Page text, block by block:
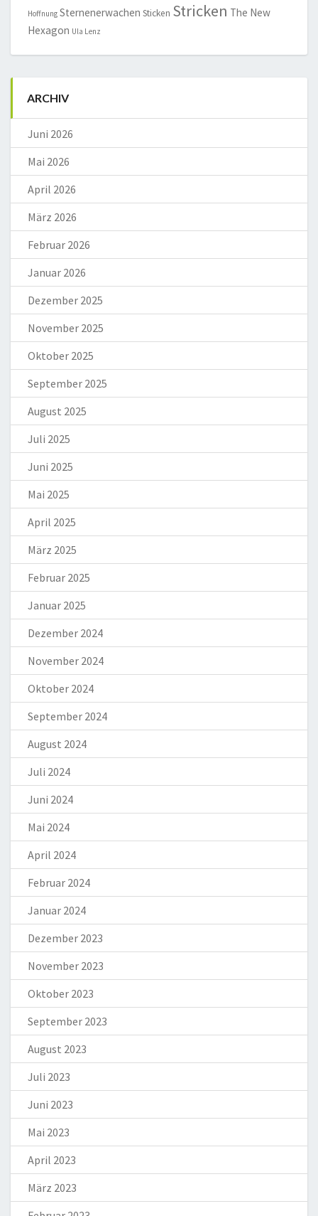
Hoffnung Sternenerwachen Sticken Stricken The New
Hexagon Ula Lenz
ARCHIV
Juni 2026
Mai 2026
April 2026
März 2026
Februar 2026
Januar 2026
Dezember 2025
November 2025
Oktober 2025
September 2025
August 2025
Juli 2025
Juni 2025
Mai 2025
April 2025
März 2025
Februar 2025
Januar 2025
Dezember 2024
November 2024
Oktober 2024
September 2024
August 2024
Juli 2024
Juni 2024
Mai 2024
April 2024
Februar 2024
Januar 2024
Dezember 2023
November 2023
Oktober 2023
September 2023
August 2023
Juli 2023
Juni 2023
Mai 2023
April 2023
März 2023